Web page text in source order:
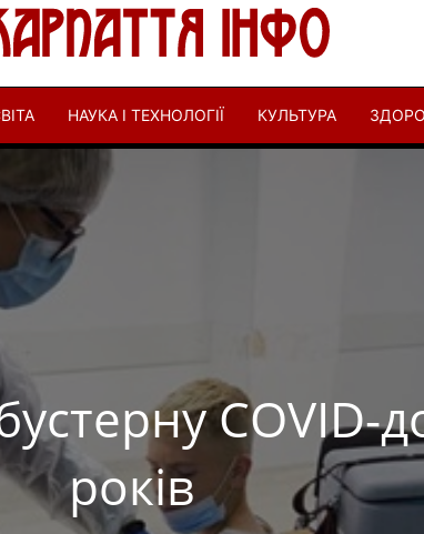
НАУКА І ТЕХНОЛОГІЇ КУЛЬТУРА
COVID-
років